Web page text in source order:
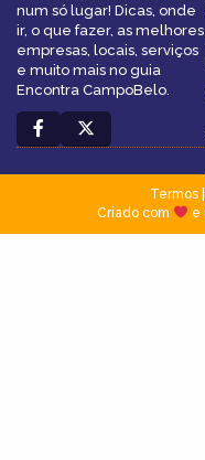
num só lugar! Dicas, onde
ir, o que fazer, as melhores
empresas, locais, serviços
e muito mais no guia
Encontra CampoBelo.
Termos|
Criado com
e